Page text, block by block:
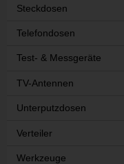
Steckdosen
Telefondosen
Test- & Messgeräte
TV-Antennen
Unterputzdosen
Verteiler
Werkzeuge